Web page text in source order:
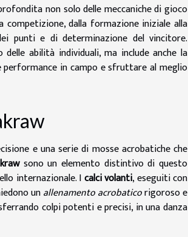
non solo delle meccaniche di gioco
competizione, dalla formazione iniziale alla
punti e di determinazione del vincitore.
abilità individuali, ma include anche la
in campo e sfruttare al meglio
e una serie di mosse acrobatiche che
sono un elemento distintivo di questo
internazionale. Icalci volanti, eseguiti con
unallenamento acrobaticorigoroso e
colpi potenti e precisi, in una danza